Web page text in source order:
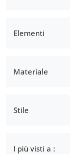
Elementi
Materiale
Stile
I più visti a :